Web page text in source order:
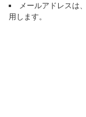
メールアドレスは
用します。